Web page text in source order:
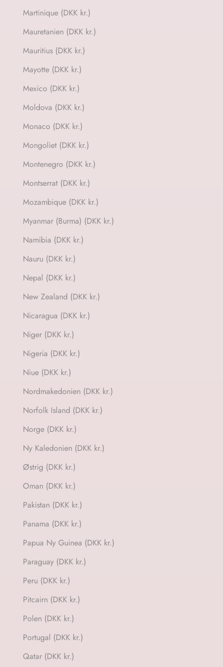
Martinique (DKK kr.)
Mauretanien (DKK kr.)
Mauritius (DKK kr.)
Mayotte (DKK kr.)
Mexico (DKK kr.)
Moldova (DKK kr.)
Monaco (DKK kr.)
Mongoliet (DKK kr.)
Montenegro (DKK kr.)
Montserrat (DKK kr.)
Mozambique (DKK kr.)
Myanmar (Burma) (DKK kr.)
Namibia (DKK kr.)
Nauru (DKK kr.)
Nepal (DKK kr.)
New Zealand (DKK kr.)
Nicaragua (DKK kr.)
Niger (DKK kr.)
Nigeria (DKK kr.)
Niue (DKK kr.)
Nordmakedonien (DKK kr.)
Norfolk Island (DKK kr.)
Norge (DKK kr.)
Ny Kaledonien (DKK kr.)
Østrig (DKK kr.)
Oman (DKK kr.)
Pakistan (DKK kr.)
Panama (DKK kr.)
Papua Ny Guinea (DKK kr.)
Paraguay (DKK kr.)
Peru (DKK kr.)
Pitcairn (DKK kr.)
Polen (DKK kr.)
Portugal (DKK kr.)
Qatar (DKK kr.)